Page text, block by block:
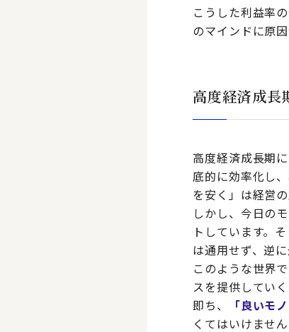
こうした利益率
のマインドに原因
高度経済成長
高度経済成長期
底的に効率化し
を安く」は経営の
しかし、今日の
トしています。
は通用せず、逆
このような世界
スを提供してい
即ち、
「良いモ
くてはいけません